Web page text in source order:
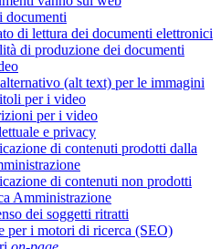
documenti
di lettura dei documenti elettronici
di produzione dei documenti
(alt text) per le immagini
per i video
per i video
e privacy
di contenuti prodotti dalla
di contenuti non prodotti
Amministrazione
dei soggetti ritratti
per i motori di ricerca (SEO)